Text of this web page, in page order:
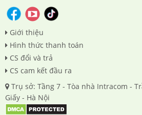
Giới thiệu
Hình thức thanh toán
CS đổi và trả
CS cam kết đầu ra
Trụ sở: Tầng 7 - Tòa nhà Intracom -
Giấy - Hà Nội